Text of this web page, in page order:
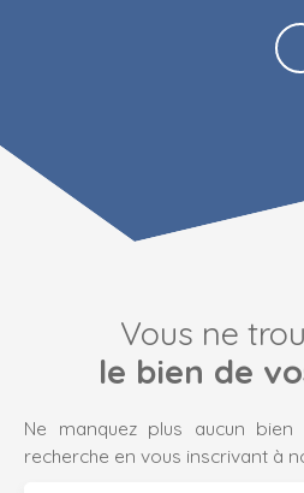
Vous ne
le bien de
Ne manquez plus aucun
recherche en vous inscrivant à